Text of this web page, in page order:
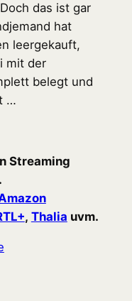
das ist gar
hat
leergekauft,
mit der
belegt und
…
Streaming
, Thalia uvm.